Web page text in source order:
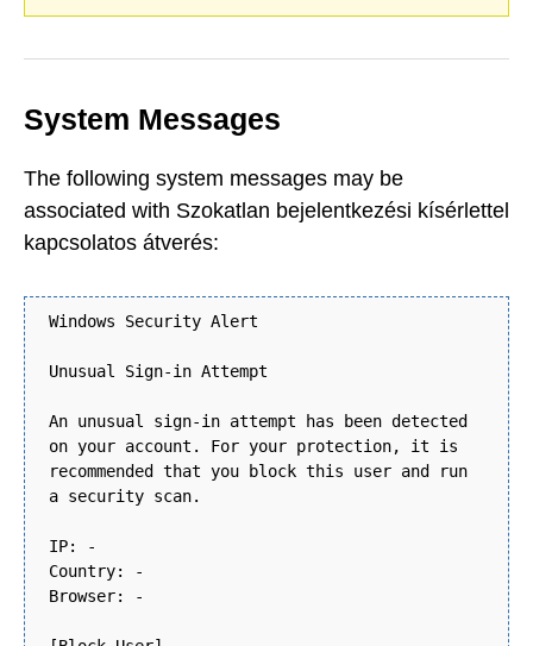
System Messages
The following system messages may be
associated with Szokatlan bejelentkezési kísérlettel
kapcsolatos átverés:
Windows Security Alert
Unusual Sign-in Attempt
An unusual sign-in attempt has been detected
on your account. For your protection, it is
recommended that you block this user and run
a security scan.
IP: -
Country: -
Browser: -